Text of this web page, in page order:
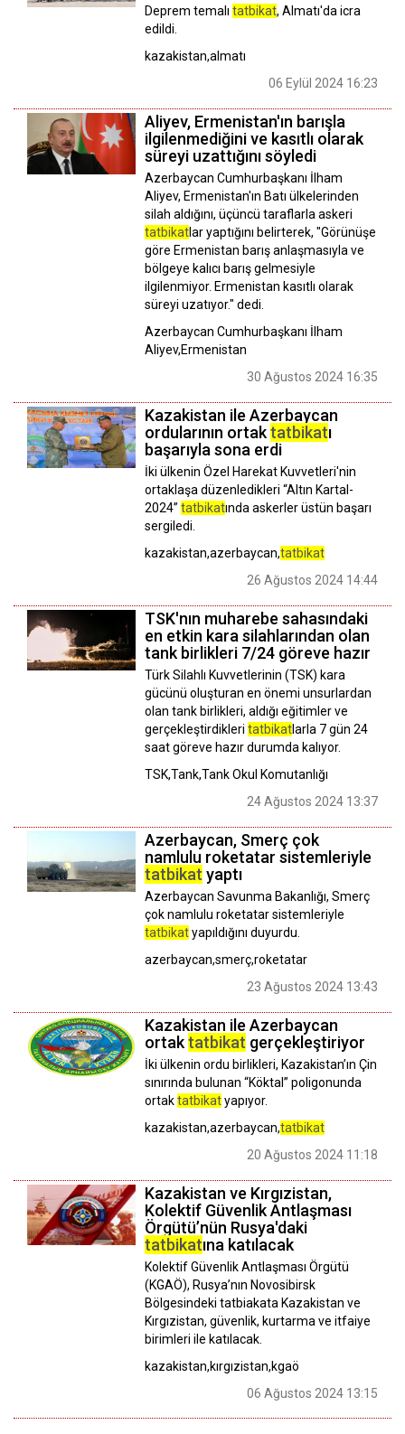
Deprem temalı tatbikat, Almatı'da icra
edildi.
kazakistan,almatı
06 Eylül 2024 16:23
Aliyev, Ermenistan'ın barışla
ilgilenmediğini ve kasıtlı olarak
süreyi uzattığını söyledi
Azerbaycan Cumhurbaşkanı İlham
Aliyev, Ermenistan'ın Batı ülkelerinden
silah aldığını, üçüncü taraflarla askeri
tatbikatlar yaptığını belirterek, "Görünüşe
göre Ermenistan barış anlaşmasıyla ve
bölgeye kalıcı barış gelmesiyle
ilgilenmiyor. Ermenistan kasıtlı olarak
süreyi uzatıyor." dedi.
Azerbaycan Cumhurbaşkanı İlham
Aliyev,Ermenistan
30 Ağustos 2024 16:35
Kazakistan ile Azerbaycan
ordularının ortaktatbikatı
başarıyla sona erdi
İki ülkenin Özel Harekat Kuvvetleri'nin
ortaklaşa düzenledikleri “Altın Kartal-
2024” tatbikatında askerler üstün başarı
sergiledi.
kazakistan,azerbaycan,tatbikat
26 Ağustos 2024 14:44
TSK'nın muharebe sahasındaki
en etkin kara silahlarından olan
tank birlikleri 7/24 göreve hazır
Türk Silahlı Kuvvetlerinin (TSK) kara
gücünü oluşturan en önemi unsurlardan
olan tank birlikleri, aldığı eğitimler ve
gerçekleştirdikleri tatbikatlarla 7 gün 24
saat göreve hazır durumda kalıyor.
TSK,Tank,Tank Okul Komutanlığı
24 Ağustos 2024 13:37
Azerbaycan, Smerç çok
namlulu roketatar sistemleriyle
tatbikat yaptı
Azerbaycan Savunma Bakanlığı, Smerç
çok namlulu roketatar sistemleriyle
tatbikatyapıldığını duyurdu.
azerbaycan,smerç,roketatar
23 Ağustos 2024 13:43
Kazakistan ile Azerbaycan
ortaktatbikat gerçekleştiriyor
İki ülkenin ordu birlikleri, Kazakistan’ın Çin
sınırında bulunan “Köktal” poligonunda
ortaktatbikatyapıyor.
kazakistan,azerbaycan,tatbikat
20 Ağustos 2024 11:18
Kazakistan ve Kırgızistan,
Kolektif Güvenlik Antlaşması
Örgütü’nün Rusya'daki
tatbikatına katılacak
Kolektif Güvenlik Antlaşması Örgütü
(KGAÖ), Rusya’nın Novosibirsk
Bölgesindeki tatbiakata Kazakistan ve
Kırgızistan, güvenlik, kurtarma ve itfaiye
birimleri ile katılacak.
kazakistan,kırgızistan,kgaö
06 Ağustos 2024 13:15